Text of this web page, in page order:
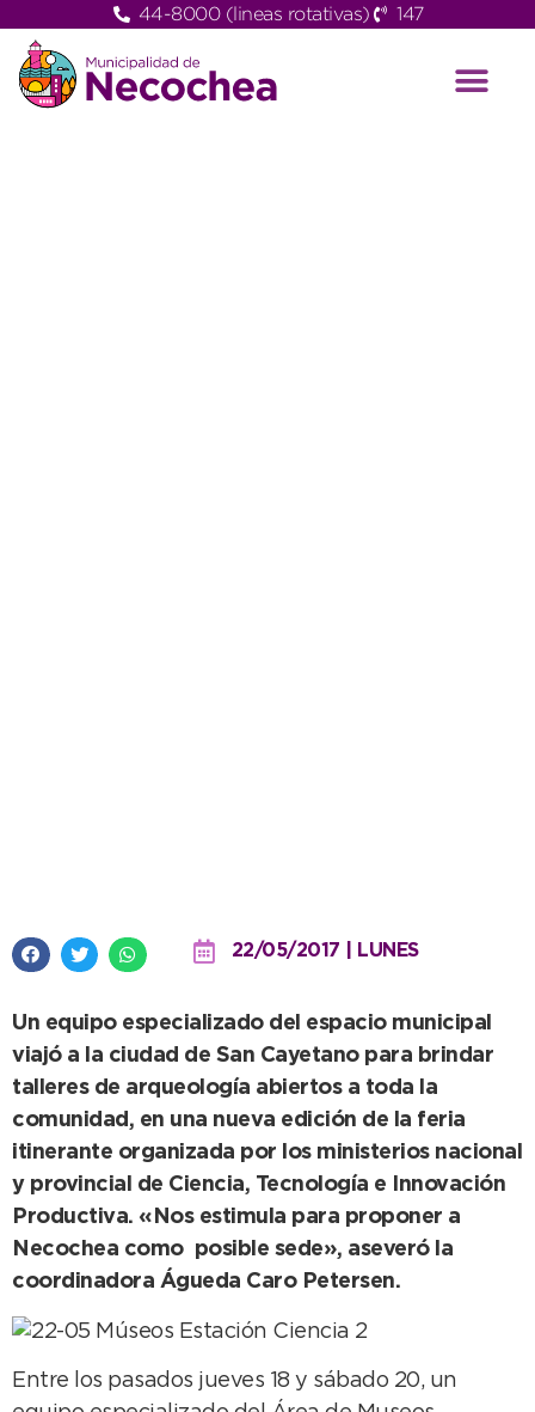
44-8000 (lineas rotativas) 147
22/05/2017 | LUNES
Un equipo especializado del espacio municipal
viajó a la ciudad de San Cayetano para brindar
talleres de arqueología abiertos a toda la
comunidad, en una nueva edición de la feria
itinerante organizada por los ministerios nacional
y provincial de Ciencia, Tecnología e Innovación
Productiva. «Nos estimula para proponer a
Necochea como posible sede», aseveró la
coordinadora Águeda Caro Petersen.
Entre los pasados jueves 18 y sábado 20, un